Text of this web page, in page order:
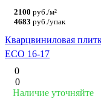
2100 руб./м²
4683 руб./упак
Кварцвиниловая
ECO 16-17
0
0
Наличие уточняйте